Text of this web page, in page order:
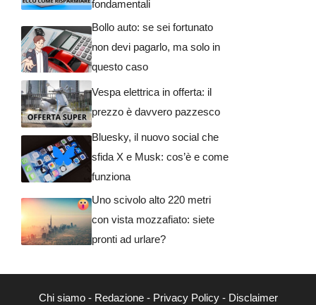
fondamentali
Bollo auto: se sei fortunato
non devi pagarlo, ma solo in
questo caso
Vespa elettrica in offerta: il
prezzo è davvero pazzesco
Bluesky, il nuovo social che
sfida X e Musk: cos’è e come
funziona
Uno scivolo alto 220 metri
con vista mozzafiato: siete
pronti ad urlare?
Chi siamo- Redazione- Privacy Policy- Disclaimer